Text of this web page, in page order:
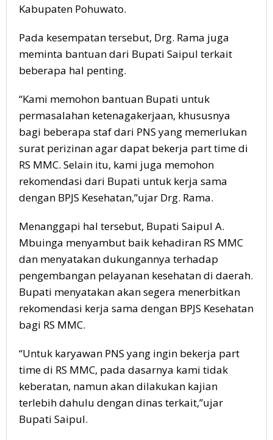
Kabupaten Pohuwato.
Pada kesempatan tersebut, Drg. Rama juga
meminta bantuan dari Bupati Saipul terkait
beberapa hal penting.
“Kami memohon bantuan Bupati untuk
permasalahan ketenagakerjaan, khususnya
bagi beberapa staf dari PNS yang memerlukan
surat perizinan agar dapat bekerja part time di
RS MMC. Selain itu, kami juga memohon
rekomendasi dari Bupati untuk kerja sama
dengan BPJS Kesehatan,”ujar Drg. Rama.
Menanggapi hal tersebut, Bupati Saipul A.
Mbuinga menyambut baik kehadiran RS MMC
dan menyatakan dukungannya terhadap
pengembangan pelayanan kesehatan di daerah.
Bupati menyatakan akan segera menerbitkan
rekomendasi kerja sama dengan BPJS Kesehatan
bagi RS MMC.
“Untuk karyawan PNS yang ingin bekerja part
time di RS MMC, pada dasarnya kami tidak
keberatan, namun akan dilakukan kajian
terlebih dahulu dengan dinas terkait,”ujar
Bupati Saipul.